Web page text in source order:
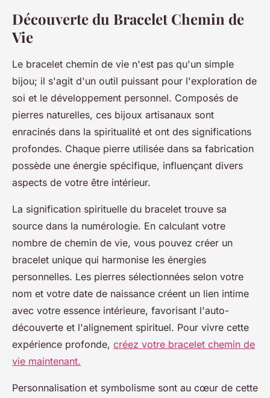
Découverte du Bracelet Chemin de
Vie
Le bracelet chemin de vie n'est pas qu'un simple
bijou; il s'agit d'un outil puissant pour l'exploration de
soi et le développement personnel. Composés de
pierres naturelles, ces bijoux artisanaux sont
enracinés dans la spiritualité et ont des significations
profondes. Chaque pierre utilisée dans sa fabrication
possède une énergie spécifique, influençant divers
aspects de votre être intérieur.
La signification spirituelle du bracelet trouve sa
source dans la numérologie. En calculant votre
nombre de chemin de vie, vous pouvez créer un
bracelet unique qui harmonise les énergies
personnelles. Les pierres sélectionnées selon votre
nom et votre date de naissance créent un lien intime
avec votre essence intérieure, favorisant l'auto-
découverte et l'alignement spirituel. Pour vivre cette
expérience profonde, créez votre bracelet chemin de
vie maintenant.
Personnalisation et symbolisme sont au cœur de cette